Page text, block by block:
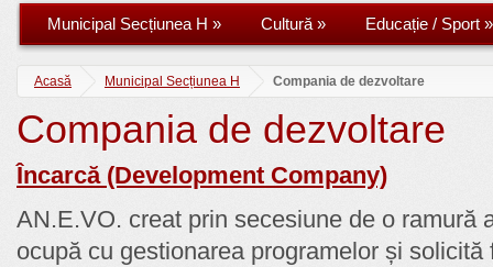
Municipal Secțiunea H » Cultură» Educație / Sport »
Acasă Municipal Secțiunea H Compania de dezvoltare
Compania de dezvoltare
Încarcă (Development Company)
AN.E.VO. creat prin secesiune de o ramură
ocupă cu gestionarea programelor și